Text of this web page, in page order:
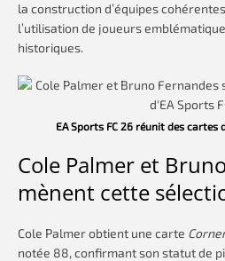
la construction d’équipes
l’utilisation de joueurs
historiques.
EA Sports FC 26 réunit des cartes
Cole Palmer et
mènent cette
Cole Palmer obtient une carte
notée 88, confirmant son statut de